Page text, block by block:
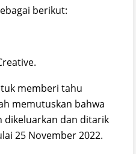
berikut:
memberi tahu
memutuskan bahwa
dikeluarkan dan ditarik
25 November 2022.